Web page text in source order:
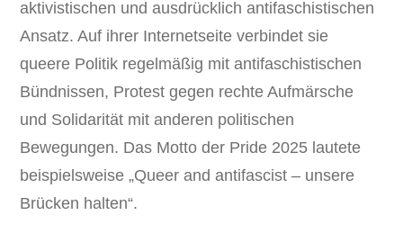
aktivistischen und ausdrücklich antifaschistischen
Ansatz. Auf ihrer Internetseite verbindet sie
queere Politik regelmäßig mit antifaschistischen
Bündnissen, Protest gegen rechte Aufmärsche
und Solidarität mit anderen politischen
Bewegungen. Das Motto der Pride 2025 lautete
beispielsweise „Queer and antifascist – unsere
Brücken halten“.